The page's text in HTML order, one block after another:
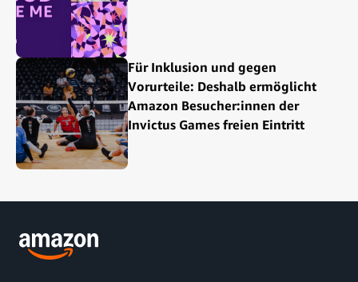
Für Inklusion und gegen
Vorurteile: Deshalb ermöglicht
Amazon Besucher:innen der
Invictus Games freien Eintritt